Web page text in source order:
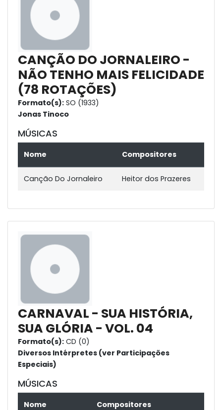
CANÇÃO DO JORNALEIRO -
NÃO TENHO MAIS FELICIDADE
(78 ROTAÇÕES)
Formato(s): SO (1933)
Jonas Tinoco
MÚSICAS
Nome Compositores
Canção Do Jornaleiro Heitor dos Prazeres
CARNAVAL - SUA HISTÓRIA,
SUA GLÓRIA - VOL. 04
Formato(s): CD (0)
Diversos Intérpretes (ver Participações
Especiais)
MÚSICAS
Nome Compositores